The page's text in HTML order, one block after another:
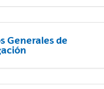
Generales de